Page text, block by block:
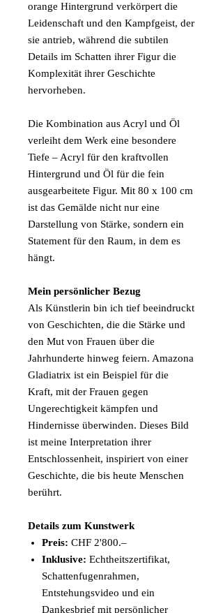
orange Hintergrund verkörpert die
Leidenschaft und den Kampfgeist, der
sie antrieb, während die subtilen
Details im Schatten ihrer Figur die
Komplexität ihrer Geschichte
hervorheben.
Die Kombination aus Acryl und Öl
verleiht dem Werk eine besondere
Tiefe – Acryl für den kraftvollen
Hintergrund und Öl für die fein
ausgearbeitete Figur. Mit 80 x 100 cm
ist das Gemälde nicht nur eine
Darstellung von Stärke, sondern ein
Statement für den Raum, in dem es
hängt.
Mein persönlicher Bezug
Als Künstlerin bin ich tief beeindruckt
von Geschichten, die die Stärke und
den Mut von Frauen über die
Jahrhunderte hinweg feiern. Amazona
Gladiatrix ist ein Beispiel für die
Kraft, mit der Frauen gegen
Ungerechtigkeit kämpfen und
Hindernisse überwinden. Dieses Bild
ist meine Interpretation ihrer
Entschlossenheit, inspiriert von einer
Geschichte, die bis heute Menschen
berührt.
Details zum Kunstwerk
Preis: CHF 2'800.–
Inklusive: Echtheitszertifikat,
Schattenfugenrahmen,
Entstehungsvideo und ein
Dankesbrief mit persönlicher